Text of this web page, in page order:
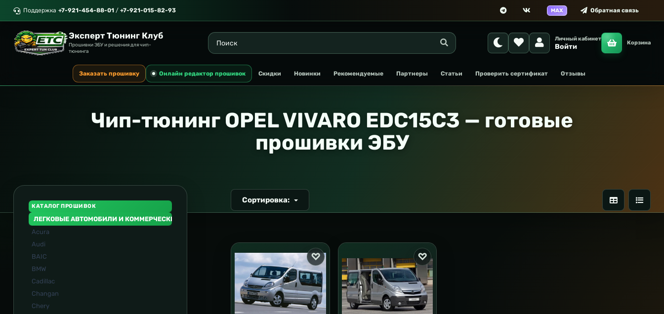
Поддержка +7-921-454-88-01 / +7-921-015-82-93 MAX Обратная связь
Эксперт Тюнинг Клуб
Прошивки ЭБУ и решения для чип-
тюнинга
Личный кабинет
Войти Корзина
Заказать прошивку Онлайн редактор прошивок Скидки Новинки Рекомендуемые Партнеры Статьи Проверить сертификат Отзывы
Чип-тюнинг OPEL VIVARO EDC15С3 — готовые
прошивки ЭБУ
КАТАЛОГ ПРОШИВОК
ЛЕГКОВЫЕ АВТОМОБИЛИ И КОММЕРЧЕСКИЙ ТРАНСПОРТ
Acura
Audi
BAIC
BMW
Cadillac
Changan
Chery
Сортировка: